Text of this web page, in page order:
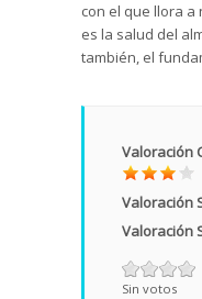
con el que llora a
es la salud del
también, el
Valoración
Valoración
Valoración
Sin votos